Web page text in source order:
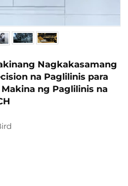
Nagkakasamang
na Paglilinis para
ng Paglilinis na